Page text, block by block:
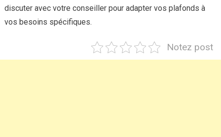
discuter avec votre conseiller pour adapter vos plafonds à
vos besoins spécifiques.
Notez post